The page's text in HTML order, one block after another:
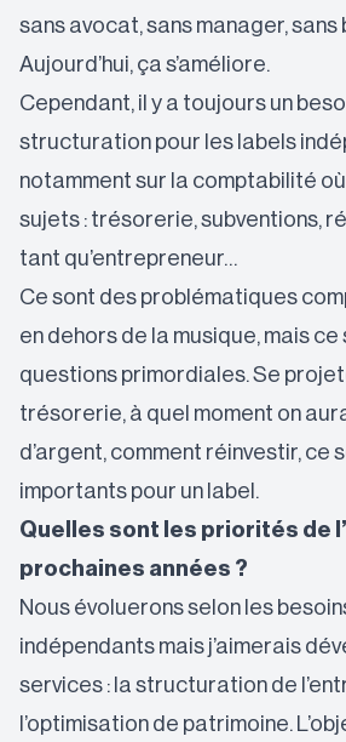
sans avocat, sans manager, sans
Aujourd’hui, ça s’améliore.
Cependant, il y a toujours un
structuration pour les labels
notamment sur la comptabilité
sujets : trésorerie, subventions,
tant qu’entrepreneur…
Ce sont des problématiques
en dehors de la musique, mais ce
questions primordiales. Se
trésorerie, à quel moment on
d’argent, comment réinvestir, ce
importants pour un label.
Quelles sont les priorités de
prochaines années ?
Nous évoluerons selon les
indépendants mais j’aimerais
services : la structuration de
l’optimisation de patrimoine.